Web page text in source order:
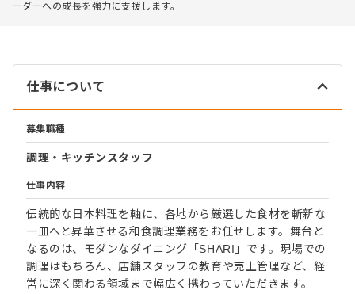
ーダーへの成長を強力に支援します。
仕事について
募集職種
調理・キッチンスタッフ
仕事内容
伝統的な日本料理を軸に、各地から厳選した食材を斬新な
一皿へと昇華させる和食調理業務をお任せします。舞台と
なるのは、モダンなダイニング「SHARI」です。現場での
調理はもちろん、店舗スタッフの教育や売上管理など、経
営に深く関わる領域まで幅広く携わっていただきます。